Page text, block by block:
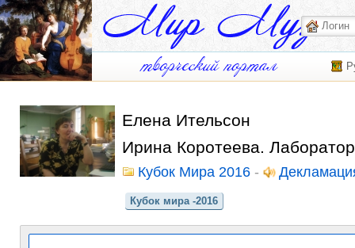
Елена Ительсон
Ирина Коротеева.
Кубок Мира 2016 -
Кубок мира -2016